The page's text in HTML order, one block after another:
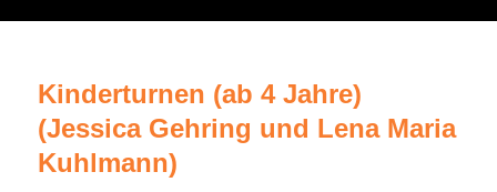
Kinderturnen (ab 4 Jahre)
(Jessica Gehring und Lena Maria
Kuhlmann)